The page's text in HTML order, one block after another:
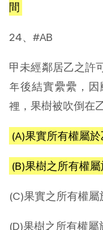
間
24、#AB
甲未經鄰居乙之許
年後結實纍纍，
裡，果樹被吹倒在
(A)果實所有權屬於
(B)果樹之所有權屬
(C)果實之所有權屬
(D)果樹之所有權屬